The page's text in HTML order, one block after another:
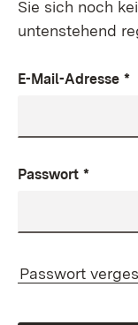
Sie sich noch
untenstehend
E-Mail-Adresse *
Passwort *
Passwort